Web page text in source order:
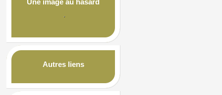
Une image au hasard
Autres liens